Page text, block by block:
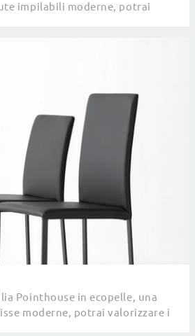
impilabili moderne, potrai
Pointhouse in ecopelle, una
moderne, potrai valorizzare i